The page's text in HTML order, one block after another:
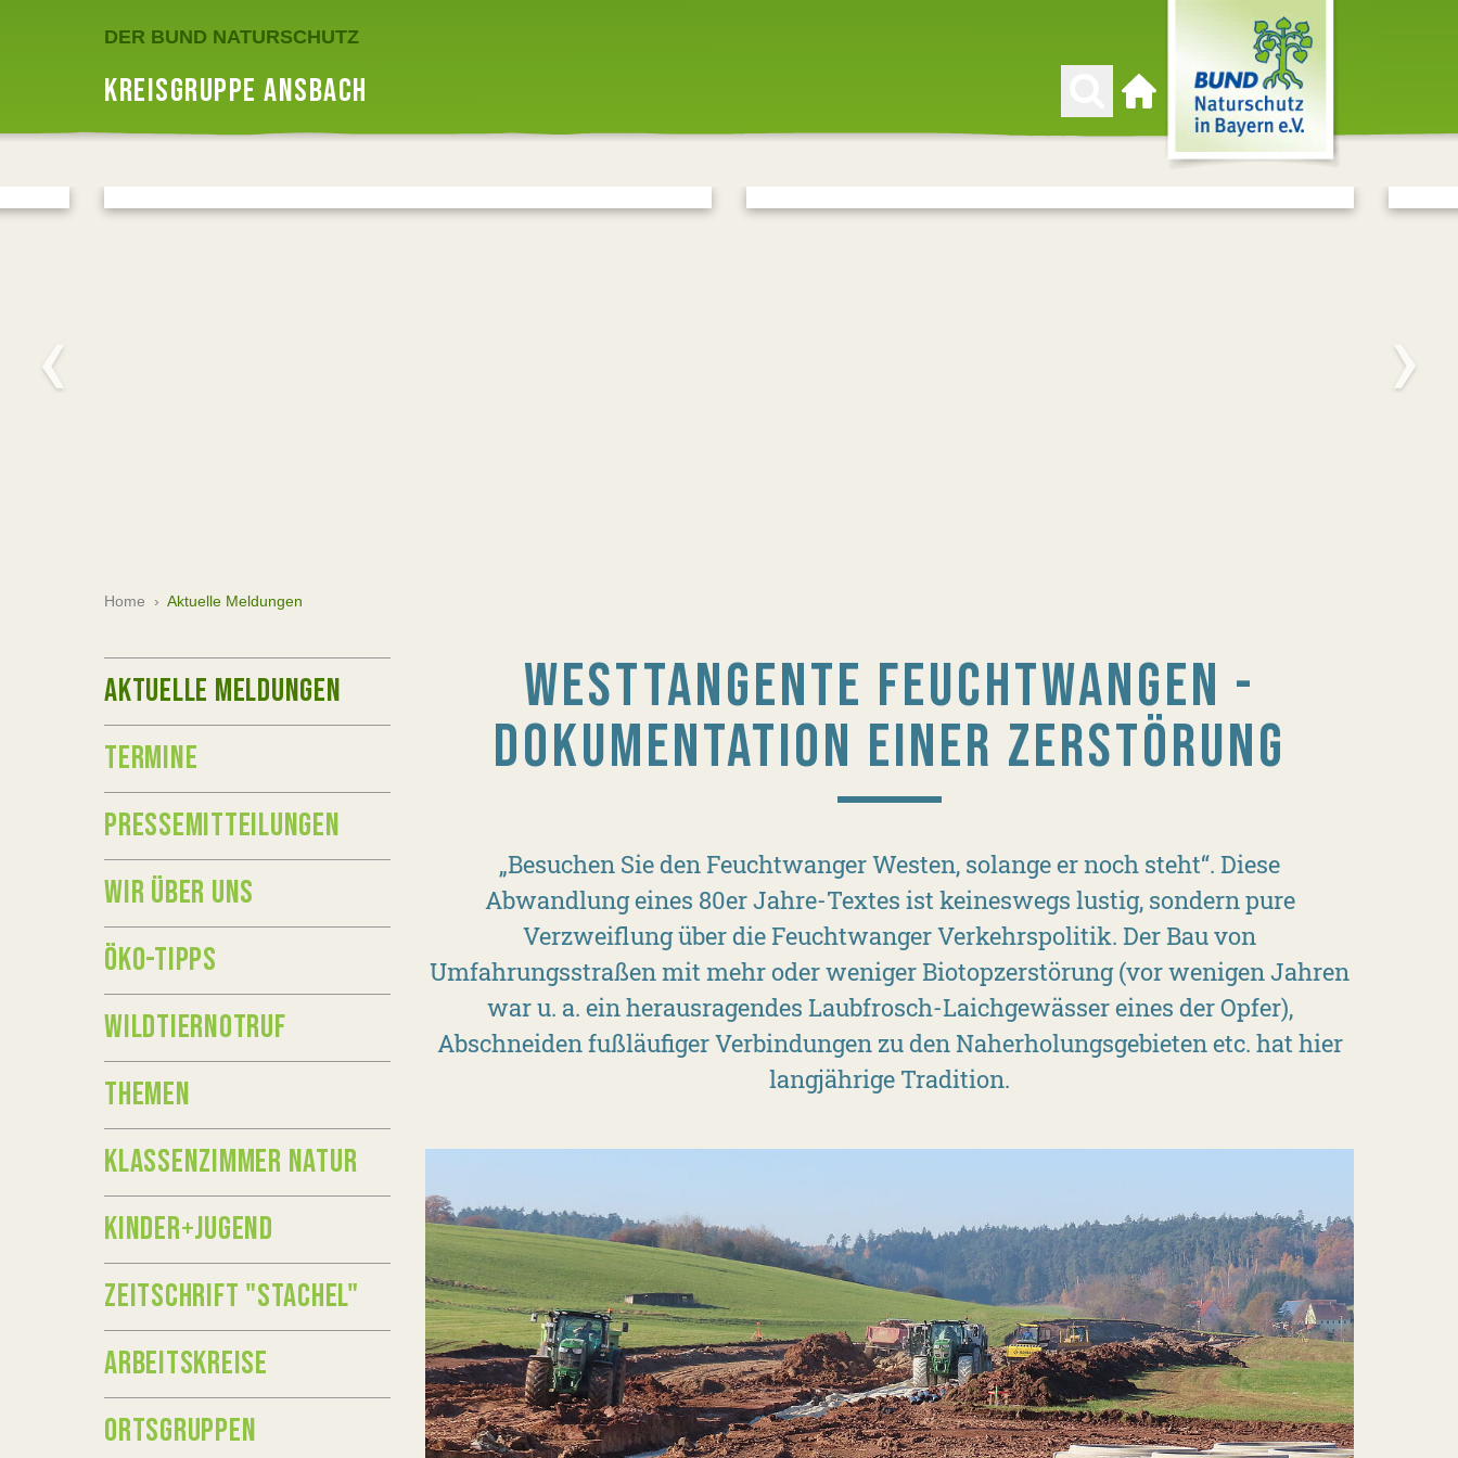
DER BUND NATURSCHUTZ
KREISGRUPPE ANSBACH
Zur Startseite
Home › Aktuelle Meldungen
WESTTANGENTE FEUCHTWANGEN -
DOKUMENTATION EINER ZERSTÖRUNG
„Besuchen Sie den Feuchtwanger Westen, solange er noch steht“. Diese
Abwandlung eines 80er Jahre-Textes ist keineswegs lustig, sondern pure
Verzweiflung über die Feuchtwanger Verkehrspolitik. Der Bau von
Umfahrungsstraßen mit mehr oder weniger Biotopzerstörung (vor wenigen Jahren
war u. a. ein herausragendes Laubfrosch-Laichgewässer eines der Opfer),
Abschneiden fußläufiger Verbindungen zu den Naherholungsgebieten etc. hat hier
langjährige Tradition.
AKTUELLE MELDUNGEN
TERMINE
PRESSEMITTEILUNGEN
WIR ÜBER UNS
ÖKO-TIPPS
WILDTIERNOTRUF
THEMEN
KLASSENZIMMER NATUR
KINDER+JUGEND
ZEITSCHRIFT "STACHEL"
ARBEITSKREISE
ORTSGRUPPEN